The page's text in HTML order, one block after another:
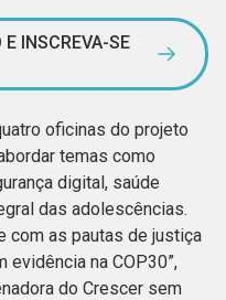
INSCREVA-SE
oficinas do projeto
temas como
digital, saúde
das adolescências.
com as pautas de justiça
na COP30”,
do Crescer sem